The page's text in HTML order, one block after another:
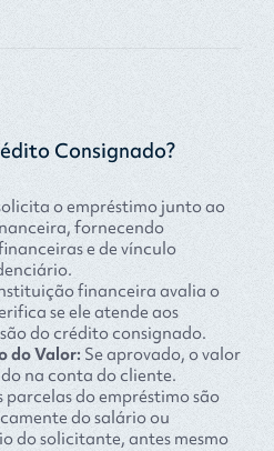
Consignado?
o empréstimo junto ao
fornecendo
e de vínculo
financeira avalia o
se ele atende aos
do crédito consignado.
do Valor: Se aprovado, o valor
na conta do cliente.
parcelas do empréstimo são
do salário ou
do solicitante, antes mesmo